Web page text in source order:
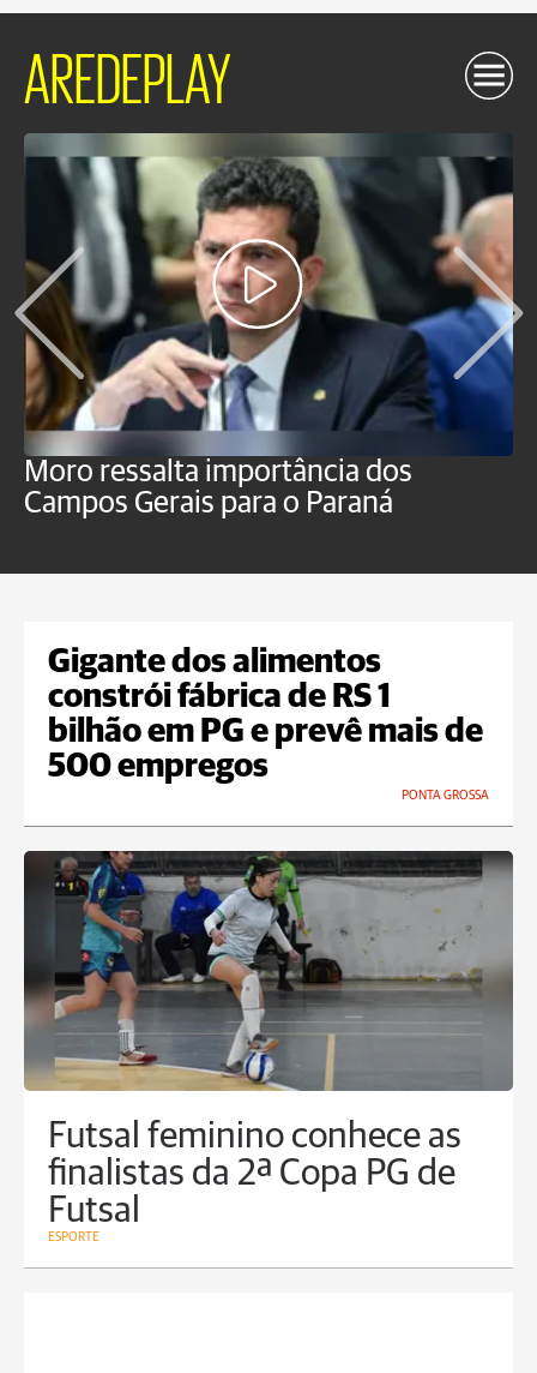
AREDEPLAY
Moro ressalta importância dos
Campos Gerais para o Paraná
Gigante dos alimentos
constrói fábrica de RS 1
bilhão em PG e prevê mais de
500 empregos
PONTA GROSSA
Futsal feminino conhece as
finalistas da 2ª Copa PG de
Futsal
ESPORTE